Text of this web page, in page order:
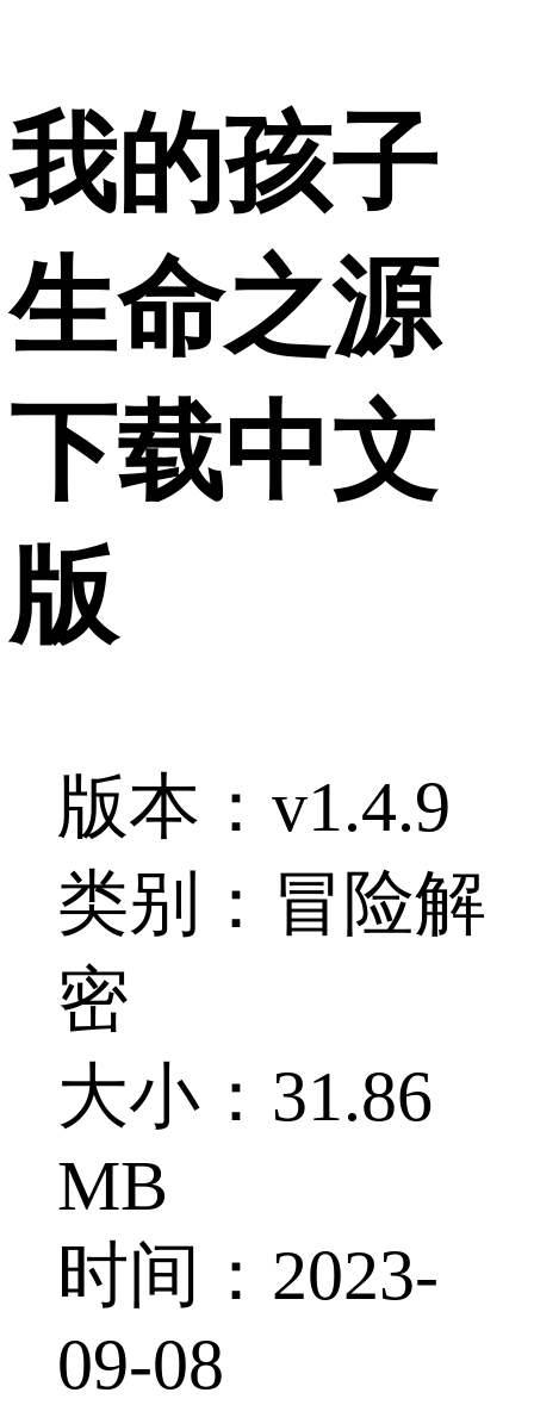
我的孩子
生命之源
下载中文
版
版本：v1.4.9
类别：冒险解
密
大小：31.86
MB
时间：2023-
09-08